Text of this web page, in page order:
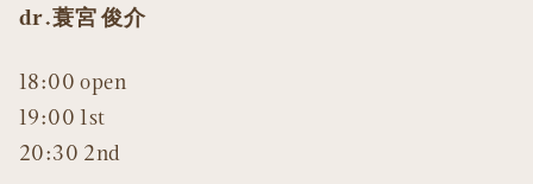
dr.蓑宮 俊介
18:00 open
19:00 1st
20:30 2nd